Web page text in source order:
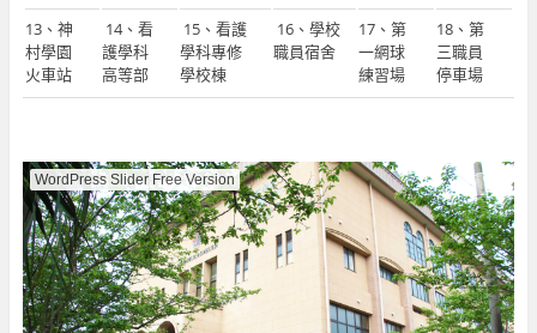
13、神
村學園
火車站
14、看
護學科
高等部
15、看護
學科專修
學校棟
16、學校
職員宿舍
17、第
一網球
練習場
18、第
三職員
停車場
WordPress Slider Free Version